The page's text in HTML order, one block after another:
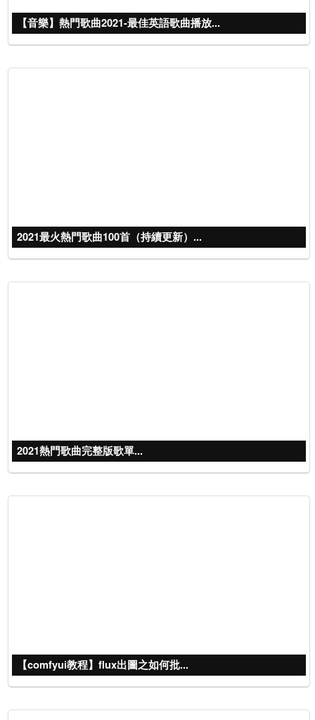
【音樂】熱門歌曲2021-最佳英語歌曲播放...
2021最火熱門歌曲100首（持續更新）...
2021熱門歌曲完整版歌單...
【comfyui教程】flux出圖之如何批...